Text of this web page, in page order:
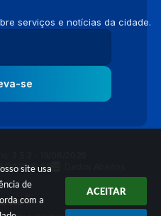
site usa
de
com a
ACEITAR
serviços e notícias da cidade.
se
2026 16:58